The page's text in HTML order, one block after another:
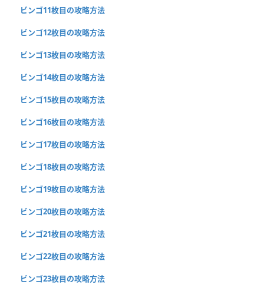
ビンゴ11枚目の攻略方法
ビンゴ12枚目の攻略方法
ビンゴ13枚目の攻略方法
ビンゴ14枚目の攻略方法
ビンゴ15枚目の攻略方法
ビンゴ16枚目の攻略方法
ビンゴ17枚目の攻略方法
ビンゴ18枚目の攻略方法
ビンゴ19枚目の攻略方法
ビンゴ20枚目の攻略方法
ビンゴ21枚目の攻略方法
ビンゴ22枚目の攻略方法
ビンゴ23枚目の攻略方法